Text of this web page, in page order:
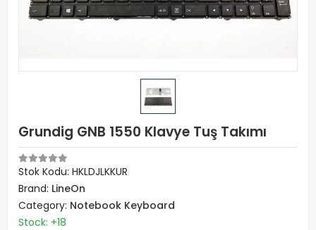
Grundig GNB 1550 Klavye Tuş Takımı
Stok Kodu: HKLDJLKKUR
Brand: LineOn
Category: Notebook Keyboard
Stock: +18